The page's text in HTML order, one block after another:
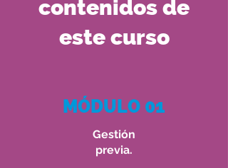
contenidos de
este curso
MÓDULO 01
Gestión
previa.